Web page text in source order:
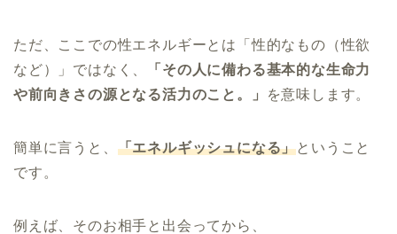
ただ、ここでの性エネルギーとは「性的なもの（性欲
など）」ではなく、
「その人に備わる基本的な生命力
や前向きさの源となる活力のこと。」
を意味します。
簡単に言うと、 「エネルギッシュになる」ということ
です。
例えば、そのお相手と出会ってから、